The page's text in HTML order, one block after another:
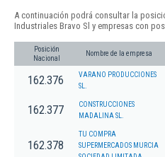
A continuación podrá consultar la
Industriales Bravo Sl y empresas con
Posición
Nacional
Nombre de la empresa
162.376
VARANO PRODUCCIONES
SL.
162.377
CONSTRUCCIONES
MADALINA SL.
162.378
TU COMPRA
SUPERMERCADOS MURCIA